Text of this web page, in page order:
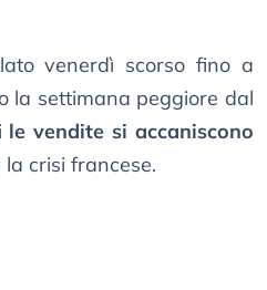
venerdì scorso fino a
la settimana peggiore dal
le vendite si accaniscono
crisi francese.